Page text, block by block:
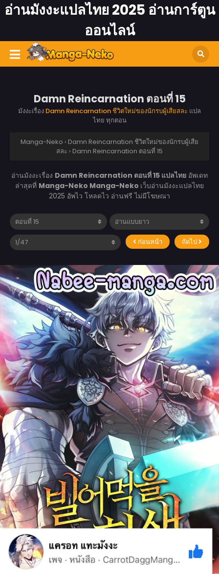
อ่านมังงะแปลไทย 2025 อ่านการ์ตูน
ออนไลน์
Damn Reincarnation ตอนที่ 15
มังงะเรื่อง Damn Reincarnation ชีวิตใหม่ของนักรบผู้เสียสละ แปล
ไทย ทุกตอน
Manga-Neko › Damn Reincarnation ชีวิตใหม่ของนักรบผู้เสีย
สละ › Damn Reincarnation ตอนที่ 15
อ่านมังงะเรื่อง Damn Reincarnation ตอนที่ 15 แปลไทย อัพเดท
ล่าสุดที่ Manga-Neko Manga-Neko เว็บอ่านมังงะแปลไทย
2025 อัพไว โหลดไว อ่านฟรี ไม่มีโฆษณา
ก่อนหน้า ถัดไป